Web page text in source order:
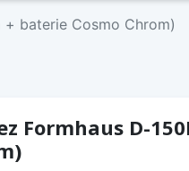
baterie Cosmo Chrom)
Formhaus D-